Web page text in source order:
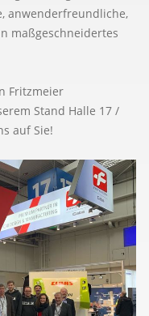
anwenderfreundliche,
maßgeschneidertes
Fritzmeier
Stand Halle 17 /
auf Sie!